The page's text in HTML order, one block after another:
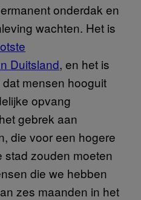
onderdak en
wachten. Het is
Duitsland, en het is
mensen hooguit
opvang
gebrek aan
die voor een hogere
stad zouden moeten
die we hebben
zes maanden in het